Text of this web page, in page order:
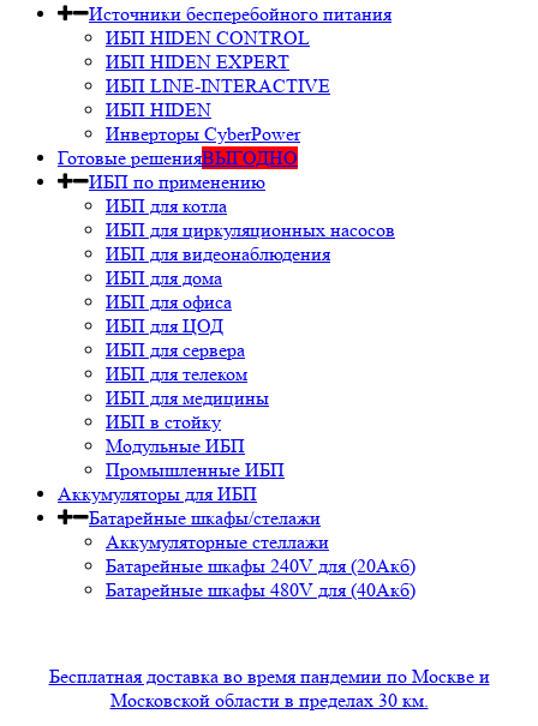
Источники бесперебойного питания
ИБП HIDEN CONTROL
ИБП HIDEN EXPERT
ИБП LINE-INTERACTIVE
ИБП HIDEN
Инверторы CyberPower
Готовые решенияВЫГОДНО
ИБП по применению
ИБП для котла
ИБП для циркуляционных насосов
ИБП для видеонаблюдения
ИБП для дома
ИБП для офиса
ИБП для ЦОД
ИБП для сервера
ИБП для телеком
ИБП для медицины
ИБП в стойку
Модульные ИБП
Промышленные ИБП
Аккумуляторы для ИБП
Батарейные шкафы/стелажи
Аккумуляторные стеллажи
Батарейные шкафы 240V для (20Акб)
Батарейные шкафы 480V для (40Акб)
Бесплатная доставка во время пандемии по Москве и
Московской области в пределах 30 км.